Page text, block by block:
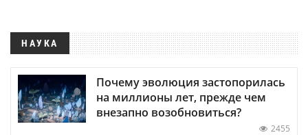
НАУКА
Почему эволюция застопорилась
на миллионы лет, прежде чем
внезапно возобновиться?
2455